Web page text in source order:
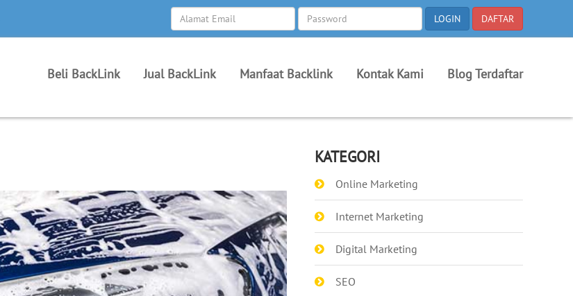
Beli BackLink Jual BackLink Manfaat Backlink Kontak Kami Blog Terdaftar
KATEGORI
Online Marketing
Internet Marketing
Digital Marketing
SEO